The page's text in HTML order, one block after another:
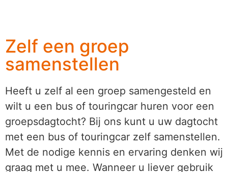
Zelf een groep
samenstellen
Heeft u zelf al een groep samengesteld en
wilt u een bus of touringcar huren voor een
groepsdagtocht? Bij ons kunt u uw dagtocht
met een bus of touringcar zelf samenstellen.
Met de nodige kennis en ervaring denken wij
graag met u mee. Wanneer u liever gebruik